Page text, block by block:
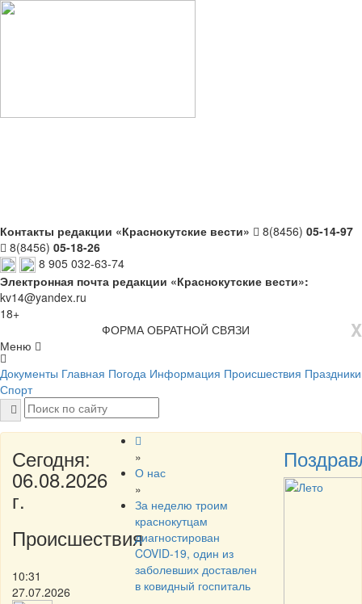
Контакты редакции «Краснокутские вести» 8(8456) 05-14-97
8(8456) 05-18-26
8 905 032-63-74
Электронная почта редакции «Краснокутские вести»:
kv14@yandex.ru
18+
X
ФОРМА ОБРАТНОЙ СВЯЗИ
Меню
Документы Главная Погода Информация Происшествия Праздники
Спорт
Сегодня:
06.08.2026
г.
Происшествия
10:31
27.07.2026
»
О нас
»
За неделю троим
краснокутцам
диагностирован
COVID-19, один из
заболевших доставлен
в ковидный госпиталь